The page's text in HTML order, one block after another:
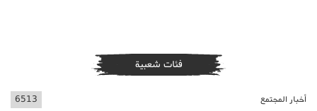
فئات شعبية
أخبار المجتمع 6513